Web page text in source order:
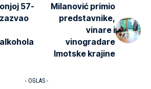
57-
Milanović primio
predstavnike,
vinare i
vinogradare
Imotske krajine
- OGLAS -